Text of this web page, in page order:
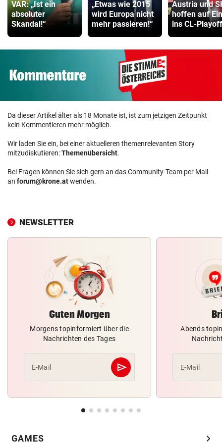
VAR: „Ist ein
absoluter
Skandal!“
„Etwas wie 2015
wird Europa nicht
mehr passieren!“
Austria und
hoffen auf
ins CL-Playoff
Da dieser Artikel älter als 18 Monate ist, ist zum jetzigen Zeitpunkt
kein Kommentieren mehr möglich.
Wir laden Sie ein, bei einer aktuelleren themenrelevanten Story
mitzudiskutieren:Themenübersicht.
Bei Fragen können Sie sich gern an das Community-Team per Mail
an forum@krone.atwenden.
NEWSLETTER
Guten Morgen
Morgens topinformiert über die
Nachrichten des Tages
E-Mail send
Abschicken
Abends
E-Mail
GAMES chevron_right